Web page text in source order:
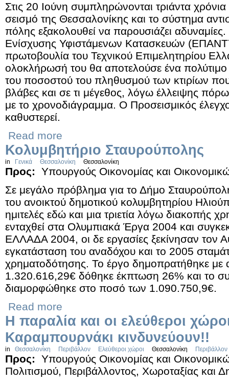
Στις 20 Ιούνη συμπληρώνονται τριάντα
σεισμό της Θεσσαλονίκης και το σύστημα
πόλης εξακολουθεί να παρουσιάζει
Ενίσχυσης Υφιστάμενων Κατασκευών
πρωτοβουλία του Τεχνικού Επιμελητηρίου
ολοκλήρωσή του θα αποτελούσε ένα πολύτιμο
του ποσοστού του πληθυσμού των κτιρίων
βλάβες και σε τι μέγεθος, λόγω έλλειψης
με το χρονοδιάγραμμα. Ο Προσεισμικός
καθυστερεί.
Read more
Κολυμβητήριο Σταυρούπολης
in Γενικά Θεσσαλονίκη Θεσσαλονίκη
Προς:
Υπουργούς Οικονομίας και
Σε μεγάλο πρόβλημα για το Δήμο
του ανοικτού δημοτικού κολυμβητηρίου
ημιτελές εδώ και μια τριετία λόγω διακοπής
ενταχθεί στα Ολυμπιακά Έργα 2004 και
ΕΛΛΑΔΑ 2004, οι δε εργασίες ξεκίνησαν τον
εγκατάσταση του αναδόχου και το 2005
χρηματοδότησης. Το έργο δημοπρατήθηκε με
1.320.616,29€ δόθηκε έκπτωση 26% και το
διαμορφώθηκε στο ποσό των 1.090.750,9€.
Read more
Η παραλία και οι ελεύθεροι
Καραμπουρνάκι κινδυνεύουν!!
in Θεσσαλονίκη Περιβάλλον Ελεύθεροι χώροι Θεσσαλονίκη Περιβάλλον
Προς:
Υπουργούς Οικονομίας και
Πολιτισμού, Περιβάλλοντος, Χωροταξίας και